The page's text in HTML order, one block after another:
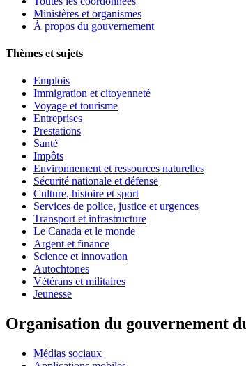
Ministères et organismes
À propos du gouvernement
Thèmes et sujets
Emplois
Immigration et citoyenneté
Voyage et tourisme
Entreprises
Prestations
Santé
Impôts
Environnement et ressources naturelles
Sécurité nationale et défense
Culture, histoire et sport
Services de police, justice et urgences
Transport et infrastructure
Le Canada et le monde
Argent et finance
Science et innovation
Autochtones
Vétérans et militaires
Jeunesse
Organisation du gouvernement
Médias sociaux